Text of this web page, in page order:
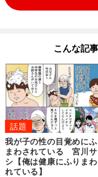
こんな記
話題
我が子の性の目覚めにふ
まわされている 宮川サ
シ【俺は健康にふりまわ
れている】